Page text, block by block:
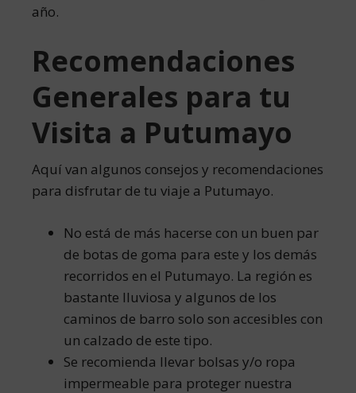
año.
Recomendaciones
Generales para tu
Visita a Putumayo
Aquí van algunos consejos y recomendaciones
para disfrutar de tu viaje a Putumayo.
No está de más hacerse con un buen par
de botas de goma para este y los demás
recorridos en el Putumayo. La región es
bastante lluviosa y algunos de los
caminos de barro solo son accesibles con
un calzado de este tipo.
Se recomienda llevar bolsas y/o ropa
impermeable para proteger nuestra